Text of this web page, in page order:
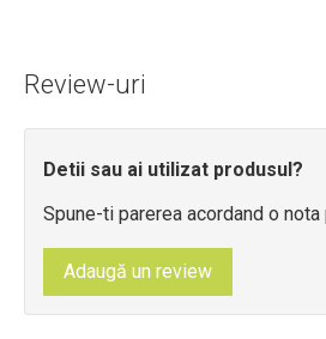
Review-uri
Detii sau ai utilizat produsul?
Spune-ti parerea acordand o
Adaugă un review